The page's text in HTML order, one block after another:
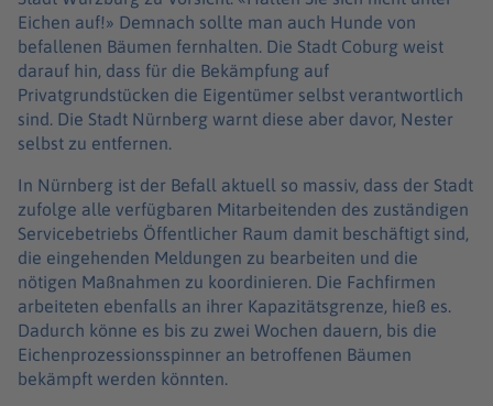
Eichen auf!» Demnach sollte man auch Hunde von
befallenen Bäumen fernhalten. Die Stadt Coburg weist
darauf hin, dass für die Bekämpfung auf
Privatgrundstücken die Eigentümer selbst verantwortlich
sind. Die Stadt Nürnberg warnt diese aber davor, Nester
selbst zu entfernen.
In Nürnberg ist der Befall aktuell so massiv, dass der Stadt
zufolge alle verfügbaren Mitarbeitenden des zuständigen
Servicebetriebs Öffentlicher Raum damit beschäftigt sind,
die eingehenden Meldungen zu bearbeiten und die
nötigen Maßnahmen zu koordinieren. Die Fachfirmen
arbeiteten ebenfalls an ihrer Kapazitätsgrenze, hieß es.
Dadurch könne es bis zu zwei Wochen dauern, bis die
Eichenprozessionsspinner an betroffenen Bäumen
bekämpft werden könnten.